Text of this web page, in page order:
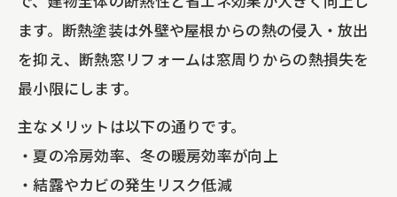
ます。断熱塗装は外壁や屋根からの熱の侵入・放出
を抑え、断熱窓リフォームは窓周りからの熱損失を
最小限にします。
主なメリットは以下の通りです。
・夏の冷房効率、冬の暖房効率が向上
・結露やカビの発生リスク低減